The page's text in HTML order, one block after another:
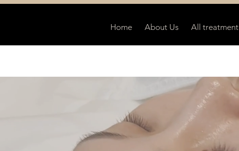
Home About Us All treatment